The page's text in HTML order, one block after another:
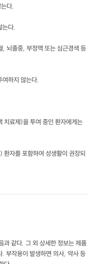
다.
는다.
뇌졸중, 부정맥 또는 심근경색 등
하지 않는다.
치료제)을 투여 중인 환자에게는
자를 포함하여 성생활이 권장되
과 같다. 그 외 상세한 정보는 제품
부작용이 발생하면 의사, 약사 등